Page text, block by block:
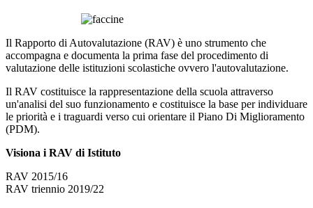
Il Rapporto di Autovalutazione (RAV) è uno strumento che
accompagna e documenta la prima fase del procedimento di
valutazione delle istituzioni scolastiche ovvero l'autovalutazione.
Il RAV costituisce la rappresentazione della scuola attraverso
un'analisi del suo funzionamento e costituisce la base per individuare
le priorità e i traguardi verso cui orientare il Piano Di Miglioramento
(PDM).
Visiona i RAV di Istituto
RAV 2015/16
RAV triennio 2019/22